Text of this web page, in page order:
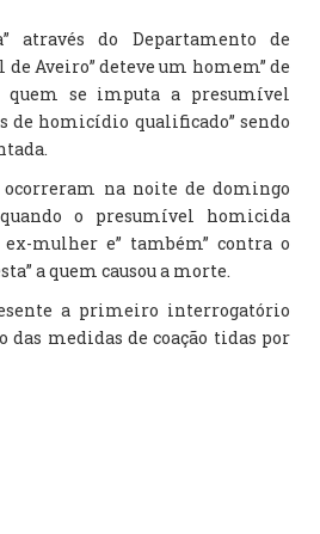
através do Departamento de
Aveiro” deteve um homem” de
quem se imputa a presumível
de homicídio qualificado” sendo
na noite de domingo
o presumível homicida
mulher e” também” contra o
a quem causou a morte.
a primeiro interrogatório
das medidas de coação tidas por